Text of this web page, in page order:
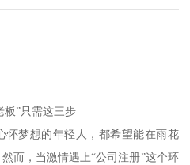
板”只需这三步
怀梦想的年轻人，都希望能在雨花
而，当激情遇上“公司注册”这个环